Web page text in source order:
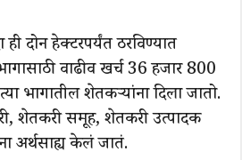
दोन हेक्‍टरपर्यंत ठरविण्यात
वाढीव खर्च 36 हजार 800
भागातील शेतकऱ्यांना दिला जातो.
शेतकरी समूह, शेतकरी उत्पादक
अर्थसाह्य केलं जातं.